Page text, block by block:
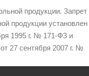
продукции. Запрет
продукции установлен
1995 г. № 171-ФЗ и
27 сентября 2007 г. №